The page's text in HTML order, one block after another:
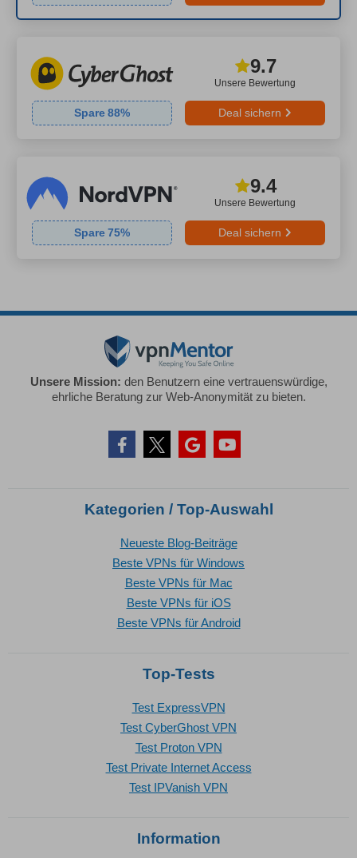
Unsere Bewertung
9.7
Spare88% Deal sichern
Unsere Bewertung
9.4
Spare75% Deal sichern
Unsere Mission: den Benutzern eine vertrauenswürdige,
ehrliche Beratung zur Web-Anonymität zu bieten.
Kategorien / Top-Auswahl
Neueste Blog-Beiträge
Beste VPNs für Windows
Beste VPNs für Mac
Beste VPNs für iOS
Beste VPNs für Android
Top-Tests
Test ExpressVPN
Test CyberGhost VPN
Test Proton VPN
Test Private Internet Access
Test IPVanish VPN
Information